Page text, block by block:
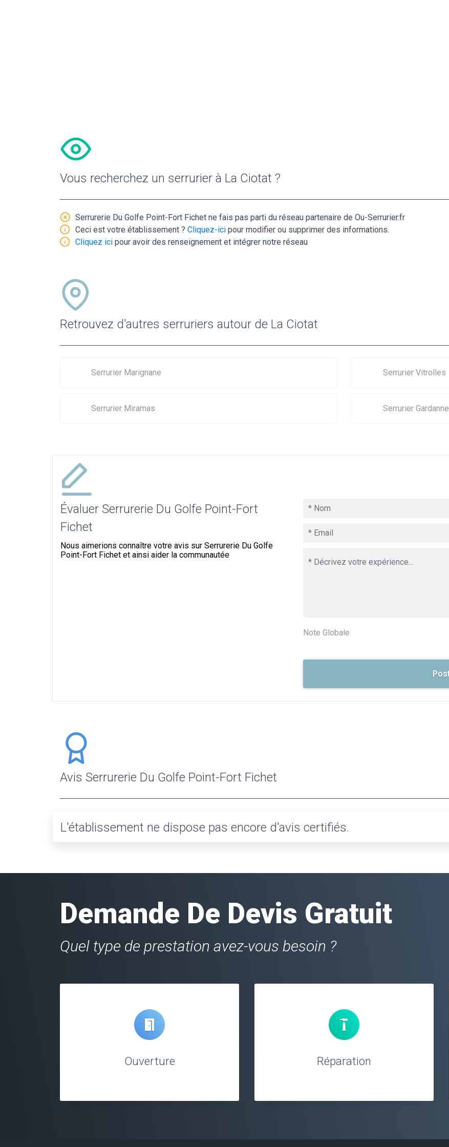
Vous recherchez un serrurier à La Ciotat ?
Serrurerie Du Golfe Point-Fort Fichet ne fais pas parti du réseau partenaire de Ou-Serrurier.fr
Ceci est votre établissement ? Cliquez-ici pour modifier ou supprimer des informations.
Cliquez ici pour avoir des renseignement et intégrer notre réseau
Retrouvez d'autres serruriers autour de La Ciotat
Serrurier Marignane Serrurier Vitrolles
Serrurier Miramas Serrurier Gardanne
Évaluer Serrurerie Du Golfe Point-Fort
Fichet
Nous aimerions connaître votre avis sur Serrurerie Du Golfe
Point-Fort Fichet et ainsi aider la communautée
Note Globale
Avis Serrurerie Du Golfe Point-Fort Fichet
L'établissement ne dispose pas encore d'avis certifiés.
Demande De Devis Gratuit
Quel type de prestation avez-vous besoin ?
Ouverture Réparation